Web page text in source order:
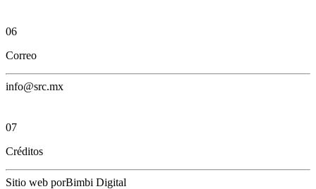
06
Correo
info@src.mx
07
Créditos
Sitio web porBimbi Digital